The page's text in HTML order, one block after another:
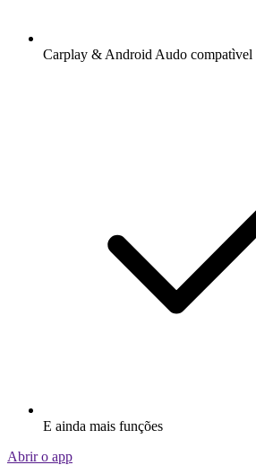
Carplay & Android Audo compatìvel
E ainda mais funções
Abrir o app